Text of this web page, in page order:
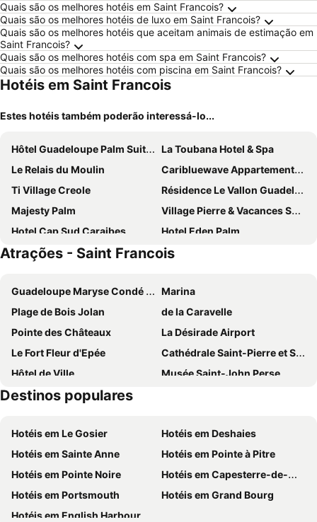
Quais são os melhores hotéis em Saint Francois?
Quais são os melhores hotéis de luxo em Saint Francois?
Quais são os melhores hotéis que aceitam animais de estimação em
Saint Francois?
Quais são os melhores hotéis com spa em Saint Francois?
Quais são os melhores hotéis com piscina em Saint Francois?
Hotéis em Saint Francois
Estes hotéis também poderão interessá-lo...
Hôtel Guadeloupe Palm Suites
La Toubana Hotel & Spa
Le Relais du Moulin
Caribluewave Appartements Manganao
Ti Village Creole
Résidence Le Vallon Guadeloupe
Majesty Palm
Village Pierre & Vacances Sainte Anne
Hotel Cap Sud Caraibes
Hotel Eden Palm
Club Med La Caravelle - Guadeloupe
Atrações - Saint Francois
Guadeloupe Maryse Condé Airport
Marina
Plage de Bois Jolan
de la Caravelle
Pointe des Châteaux
La Désirade Airport
Le Fort Fleur d'Epée
Cathédrale Saint-Pierre et Saint-Paul
Hôtel de Ville
Musée Saint-John Perse
Terminal croisière
Destinos populares
Hotéis em Le Gosier
Hotéis em Deshaies
Hotéis em Sainte Anne
Hotéis em Pointe à Pitre
Hotéis em Pointe Noire
Hotéis em Capesterre-de-Marie-Galante
Hotéis em Portsmouth
Hotéis em Grand Bourg
Hotéis em English Harbour Town